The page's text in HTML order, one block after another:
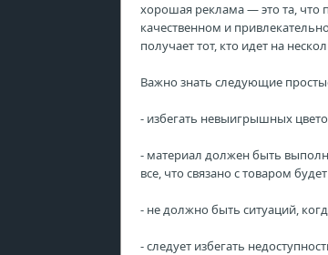
хорошая реклама — это та, что
качественном и
получает тот, кто идет на
Важно знать следующие
- избегать невыигрышных
- материал должен быть
все, что связано с товаром
- не должно быть ситуаций,
- следует избегать